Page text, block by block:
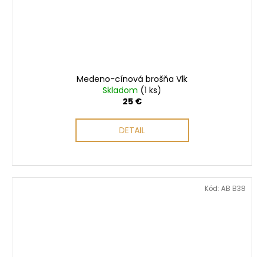
Medeno-cínová brošňa Vlk
Skladom (1 ks)
25 €
DETAIL
Kód: AB B38